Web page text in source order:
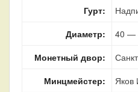
Гурт:
Диаметр:
40 —
Монетный двор:
Минцмейстер:
Яков